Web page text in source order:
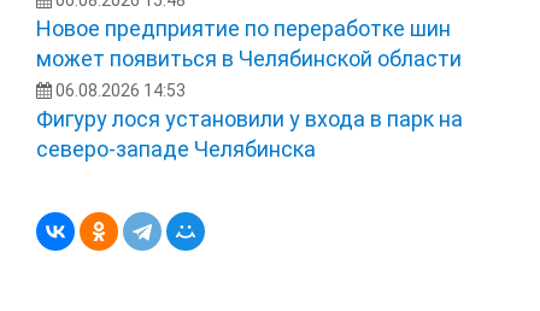
Новое предприятие по переработке шин
может появиться в Челябинской области
06.08.2026 14:53
Фигуру лося установили у входа в парк на
северо-западе Челябинска